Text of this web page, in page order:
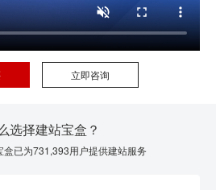
立即咨询
选择建站宝盒？
盒已为731,393用户提供建站服务